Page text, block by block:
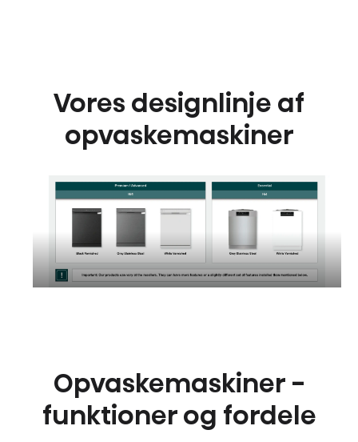
Vores designlinje af
opvaskemaskiner
Opvaskemaskiner -
funktioner og fordele